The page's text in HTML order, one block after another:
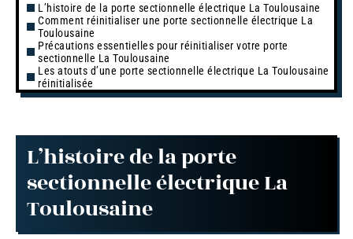
L’histoire de la porte sectionnelle électrique La Toulousaine
Comment réinitialiser une porte sectionnelle électrique La
Toulousaine
Précautions essentielles pour réinitialiser votre porte
sectionnelle La Toulousaine
Les atouts d’une porte sectionnelle électrique La Toulousaine
réinitialisée
L’histoire de la porte
sectionnelle électrique La
Toulousaine